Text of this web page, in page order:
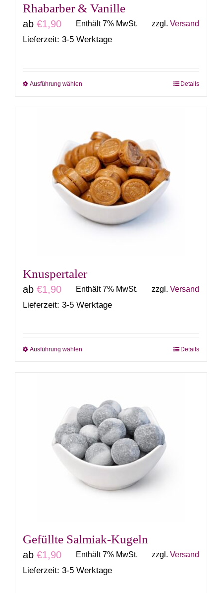
werden
Rhabarber & Vanille
ab €1,90 Enthält 7% MwSt. zzgl. Versand
Lieferzeit: 3-5 Werktage
Ausführung wählen
mehrere
Varianten
auf.
Die
Optionen
können
auf
werden
Details
Knuspertaler
ab €1,90 Enthält 7% MwSt. zzgl. Versand
Lieferzeit: 3-5 Werktage
Ausführung wählen
Varianten
auf.
Die
Optionen
können
auf
werden
Details
Gefüllte Salmiak-Kugeln
ab €1,90 Enthält 7% MwSt. zzgl. Versand
Lieferzeit: 3-5 Werktage